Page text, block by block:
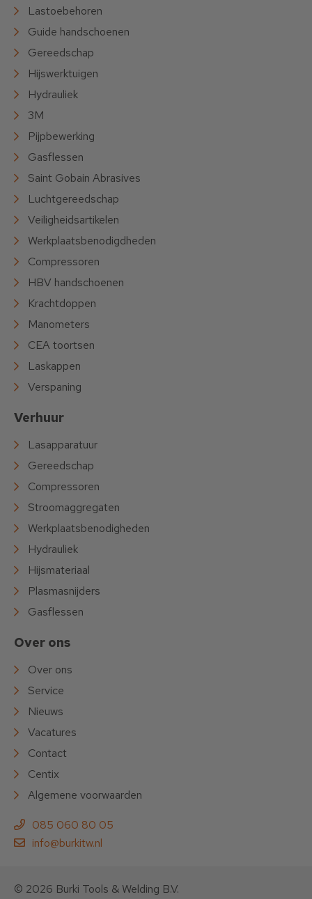
Lastoebehoren
Guide handschoenen
Gereedschap
Hijswerktuigen
Hydrauliek
3M
Pijpbewerking
Gasflessen
Saint Gobain Abrasives
Luchtgereedschap
Veiligheidsartikelen
Werkplaatsbenodigdheden
Compressoren
HBV handschoenen
Krachtdoppen
Manometers
CEA toortsen
Laskappen
Verspaning
Verhuur
Lasapparatuur
Gereedschap
Compressoren
Stroomaggregaten
Werkplaatsbenodigheden
Hydrauliek
Hijsmateriaal
Plasmasnijders
Gasflessen
Over ons
Over ons
Service
Nieuws
Vacatures
Contact
Centix
Algemene voorwaarden
085 060 80 05
info@burkitw.nl
© 2026 Burki Tools & Welding B.V.